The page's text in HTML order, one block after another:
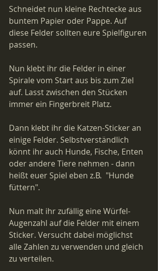
Schneidet nun kleine Rechtecke aus
buntem Papier oder Pappe. Auf
diese Felder sollten eure Spielfiguren
passen.
Nun klebt ihr die Felder in einer
Spirale vom Start aus bis zum Ziel
auf. Lasst zwischen den Stücken
immer ein Fingerbreit Platz.
Dann klebt ihr die Katzen-Sticker an
einige Felder. Selbstverständlich
könnt ihr auch Hunde, Fische, Enten
oder andere Tiere nehmen - dann
heißt euer Spiel eben z.B.  "Hunde
füttern".
Nun malt ihr zufällig eine Würfel-
Augenzahl auf die Felder mit einem
Sticker. Versucht dabei möglichst
alle Zahlen zu verwenden und gleich
zu verteilen.